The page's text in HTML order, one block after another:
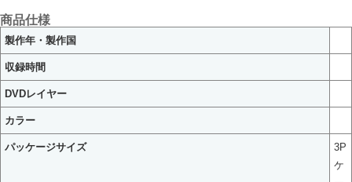
商品仕様
製作年・製作国
収録時間
DVDレイヤー
カラー
パッケージサイズ
3P
ケ